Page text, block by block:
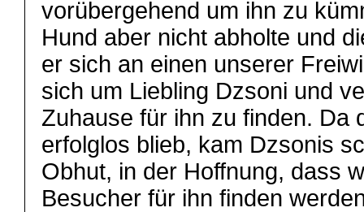
vorübergehend um ihn zu
Hund aber nicht abholte und
er sich an einen unserer
sich um Liebling Dzsoni und
Zuhause für ihn zu finden. Da
erfolglos blieb, kam Dzsonis
Obhut, in der Hoffnung, dass
Besucher für ihn finden